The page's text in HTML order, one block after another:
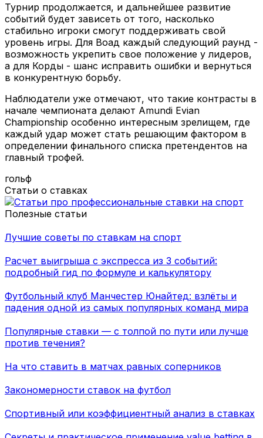
Турнир продолжается, и дальнейшее развитие
событий будет зависеть от того, насколько
стабильно игроки смогут поддерживать свой
уровень игры. Для Воад каждый следующий раунд -
возможность укрепить свое положение у лидеров,
а для Корды - шанс исправить ошибки и вернуться
в конкурентную борьбу.
Наблюдатели уже отмечают, что такие контрасты в
начале чемпионата делают Amundi Evian
Championship особенно интересным зрелищем, где
каждый удар может стать решающим фактором в
определении финального списка претендентов на
главный трофей.
гольф
Статьи о ставках
Полезные статьи
Лучшие советы по ставкам на спорт
Расчет выигрыша с экспресса из 3 событий:
подробный гид по формуле и калькулятору
Футбольный клуб Манчестер Юнайтед: взлёты и
падения одной из самых популярных команд мира
Популярные ставки — с толпой по пути или лучше
против течения?
На что ставить в матчах равных соперников
Закономерности ставок на футбол
Спортивный или коэффициентный анализ в ставках